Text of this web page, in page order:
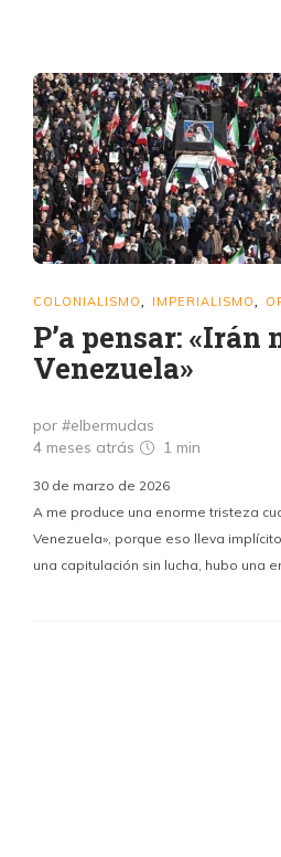
COLONIALISMO IMPERIALISMO
P’a pensar: «Irán
Venezuela»
por #elbermudas
4 meses atrás
1 min
30 de marzo de 2026
A me produce una enorme tristeza
Venezuela», porque eso lleva
una capitulación sin lucha, hubo una